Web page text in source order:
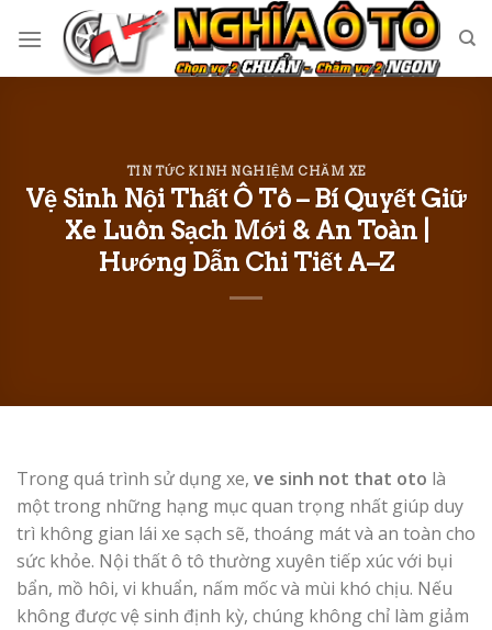
TIN TỨC KINH NGHIỆM CHĂM XE
Vệ Sinh Nội Thất Ô Tô – Bí Quyết Giữ
Xe Luôn Sạch Mới & An Toàn |
Hướng Dẫn Chi Tiết A–Z
Trong quá trình sử dụng xe, ve sinh not that oto là
một trong những hạng mục quan trọng nhất giúp duy
trì không gian lái xe sạch sẽ, thoáng mát và an toàn cho
sức khỏe. Nội thất ô tô thường xuyên tiếp xúc với bụi
bẩn, mồ hôi, vi khuẩn, nấm mốc và mùi khó chịu. Nếu
không được vệ sinh định kỳ, chúng không chỉ làm giảm